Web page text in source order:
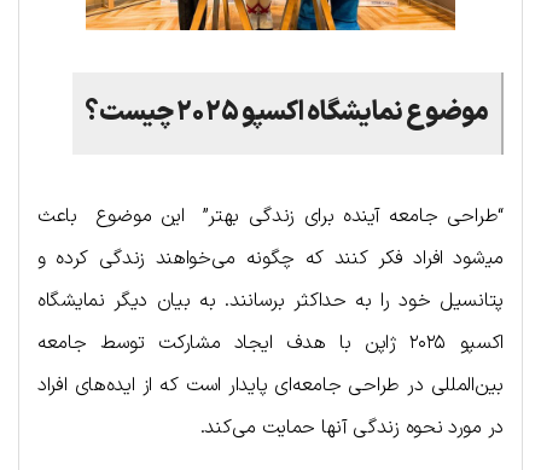
موضوع نمایشگاه اکسپو ۲۰۲۵ چیست؟
“طراحی جامعه آینده برای زندگی بهتر” این موضوع باعث
می‍‌شود افراد فکر کنند که چگونه می‌خواهند زندگی کرده و
پتانسیل خود را به حداکثر برسانند. به بیان دیگر نمایشگاه
اکسپو ۲۰۲۵ ژاپن با هدف ایجاد مشارکت توسط جامعه
بین‌المللی در طراحی جامعه‌ای پایدار است که از ایده‌های افراد
در مورد نحوه زندگی آنها حمایت می‌کند.